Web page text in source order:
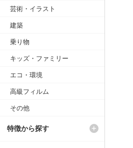
芸術・イラスト
建築
乗り物
キッズ・ファミリー
エコ・環境
高級フィルム
その他
特徴から探す